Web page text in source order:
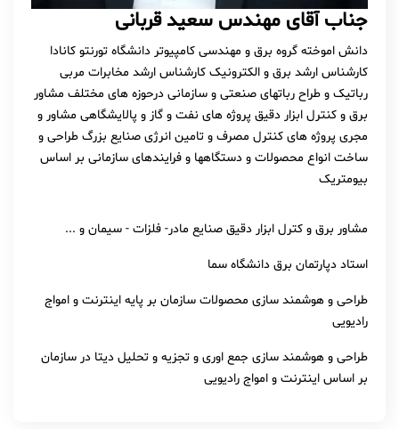
جناب آقای مهندس سعید قربانی
دانش اموخته گروه برق و مهندسی کامپیوتر دانشگاه تورنتو کانادا
کارشناس ارشد برق و الکترونیک کارشناس ارشد مخابرات مربی
رباتیک و طراح رباتهای صنعتی و سازمانی درحوزه های مختلف مشاور
برق و کنترل ابزار دقیق پروژه های نفت و گاز و پالایشگاهی مشاور و
مجری پروژه های کنترل مصرف و تامین انرژی صنایع بزرگ طراحی و
ساخت انواع محصولات و دستگاهها و فرایندهای سازمانی بر اساس
بیومتریک
مشاور برق و کترل ابزار دقیق صنایع مادر- فلزات - سیمان و ...
استاد دپارتمان برق دانشگاه سما
طراحی و هوشمند سازی محصولات سازمان بر پایه اینترنت و امواج
رادیویی
طراحی و هوشمند سازی جمع اوری و تجزیه و تحلیل دیتا در سازمان
بر اساس اینترنت و امواج رادیویی